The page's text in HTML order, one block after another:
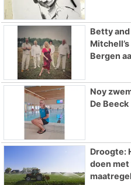
Betty
Bergen
Noy
De Beeck
Droogte:
doen